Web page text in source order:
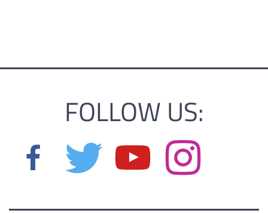
FOLLOW US: